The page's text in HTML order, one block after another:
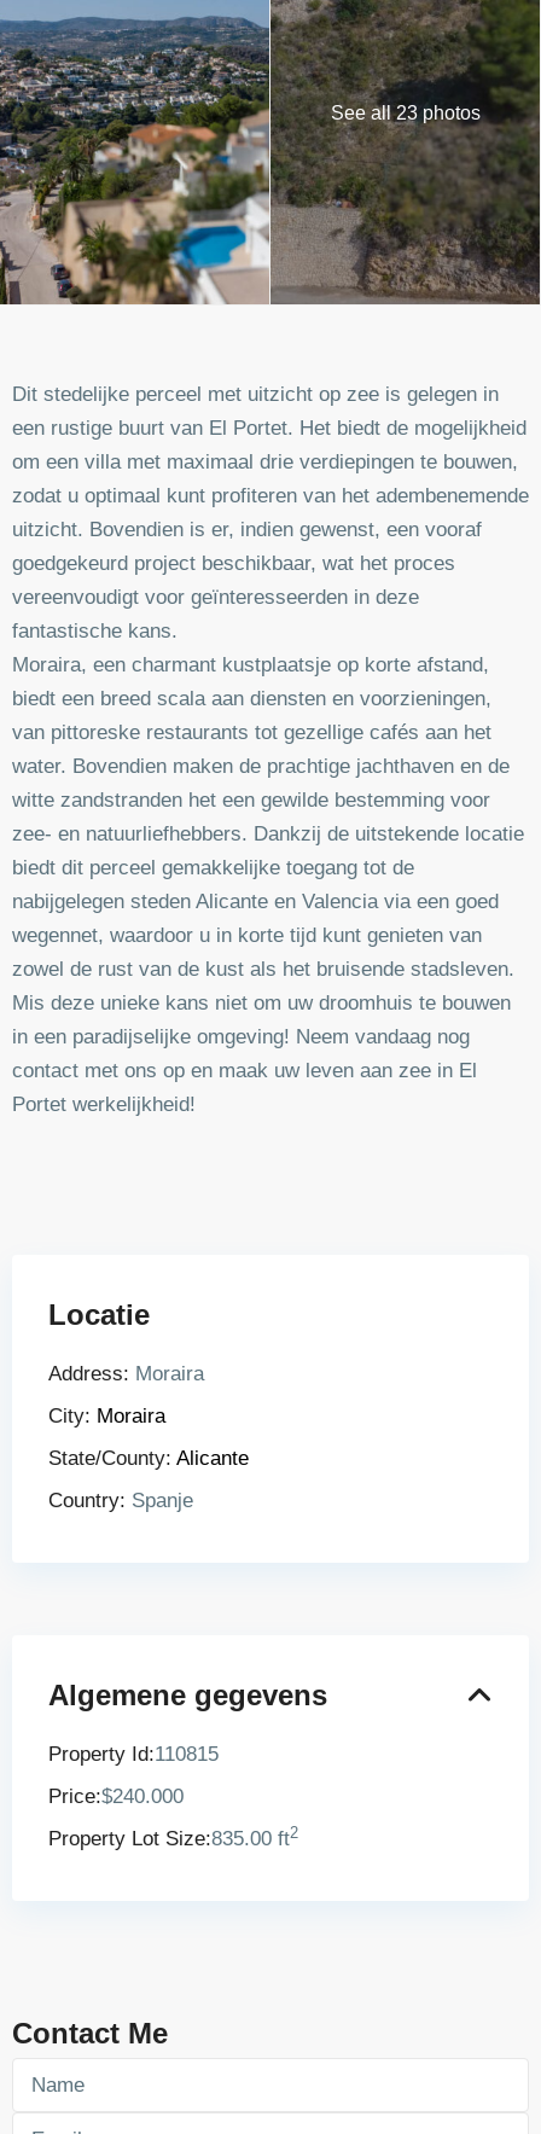
See all 23 photos
Dit stedelijke perceel met uitzicht op zee is gelegen in
een rustige buurt van El Portet. Het biedt de mogelijkheid
om een ​​villa met maximaal drie verdiepingen te bouwen,
zodat u optimaal kunt profiteren van het adembenemende
uitzicht. Bovendien is er, indien gewenst, een vooraf
goedgekeurd project beschikbaar, wat het proces
vereenvoudigt voor geïnteresseerden in deze
fantastische kans.
Moraira, een charmant kustplaatsje op korte afstand,
biedt een breed scala aan diensten en voorzieningen,
van pittoreske restaurants tot gezellige cafés aan het
water. Bovendien maken de prachtige jachthaven en de
witte zandstranden het een gewilde bestemming voor
zee- en natuurliefhebbers. Dankzij de uitstekende locatie
biedt dit perceel gemakkelijke toegang tot de
nabijgelegen steden Alicante en Valencia via een goed
wegennet, waardoor u in korte tijd kunt genieten van
zowel de rust van de kust als het bruisende stadsleven.
Mis deze unieke kans niet om uw droomhuis te bouwen
in een paradijselijke omgeving! Neem vandaag nog
contact met ons op en maak uw leven aan zee in El
Portet werkelijkheid!
Locatie
Address: Moraira
City: Moraira
State/County: Alicante
Country: Spanje
Algemene gegevens
Property Id:110815
Price:$240.000
Property Lot Size:835.00 ft2
Contact Me